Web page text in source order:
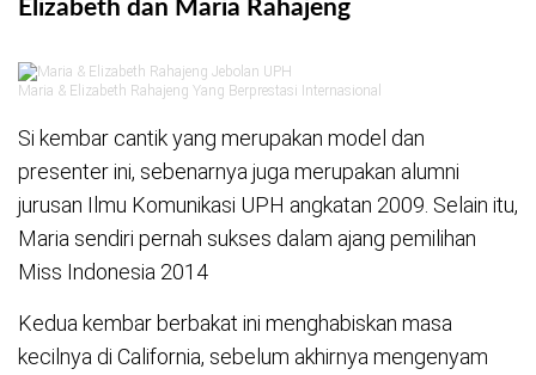
Elizabeth dan Maria Rahajeng
Maria & Elizabeth Rahajeng Yang Berprestasi Internasional
Si kembar cantik yang merupakan model dan
presenter ini, sebenarnya juga merupakan alumni
jurusan Ilmu Komunikasi UPH angkatan 2009. Selain itu,
Maria sendiri pernah sukses dalam ajang pemilihan
Miss Indonesia 2014
Kedua kembar berbakat ini menghabiskan masa
kecilnya di California, sebelum akhirnya mengenyam